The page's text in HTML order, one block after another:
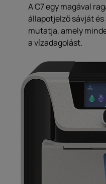
A C7 egy magával
állapotjelző sávját
mutatja, amely
a vízadagolást.